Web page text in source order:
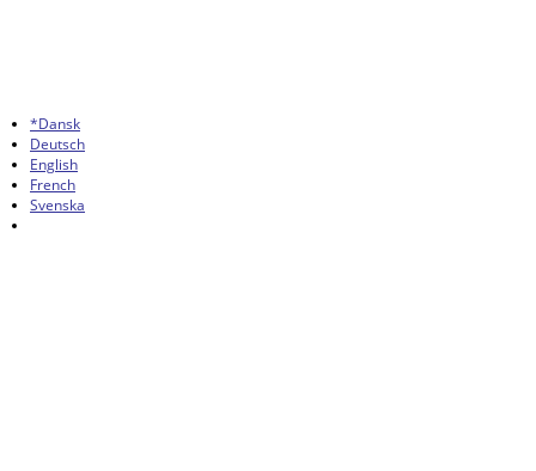
*Dansk
Deutsch
English
French
Svenska